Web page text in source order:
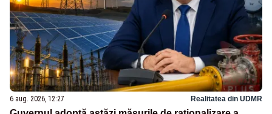
6 aug. 2026, 12:27 Realitatea din UDMR